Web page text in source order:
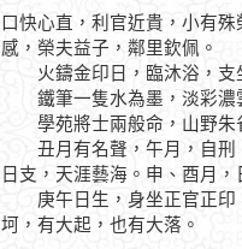
口快心直，利官近貴，小有
感，榮夫益子，鄰里欽佩。
火鑄金印日，臨沐浴，支
鐵筆一隻水為墨，淡彩濃
學苑將士兩般命，山野朱
丑月有名聲，午月，自刑
日支，天涯藝海。申、酉月
庚午日生，身坐正官正印
坷，有大起，也有大落。